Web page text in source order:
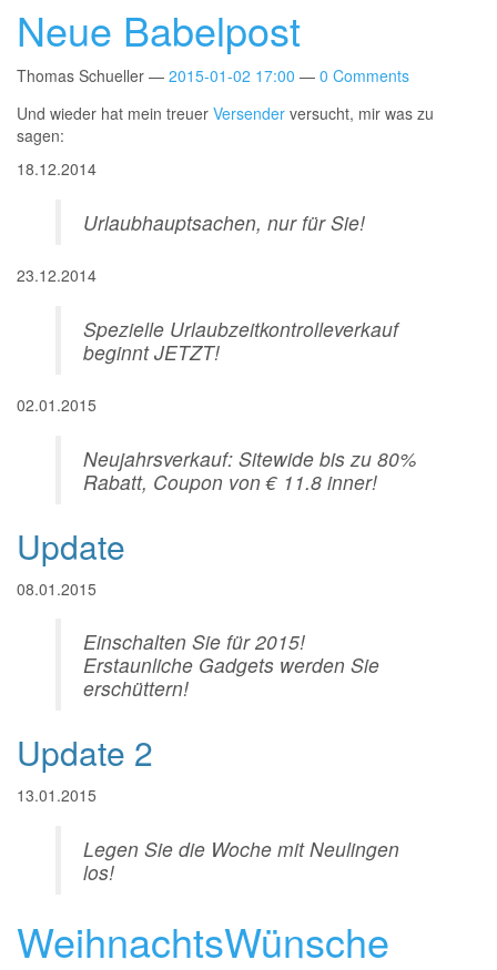
Neue Babelpost
Thomas Schueller 2015-01-02 17:00
0 Comments
Und wieder hat mein treuer Versender versucht, mir was zu
sagen:
18.12.2014
Urlaubhauptsachen, nur für Sie!
23.12.2014
Spezielle Urlaubzeitkontrolleverkauf
beginnt JETZT!
02.01.2015
Neujahrsverkauf: Sitewide bis zu 80%
Rabatt, Coupon von € 11.8 inner!
Update
08.01.2015
Einschalten Sie für 2015!
Erstaunliche Gadgets werden Sie
erschüttern!
Update 2
13.01.2015
Legen Sie die Woche mit Neulingen
los!
WeihnachtsWünsche